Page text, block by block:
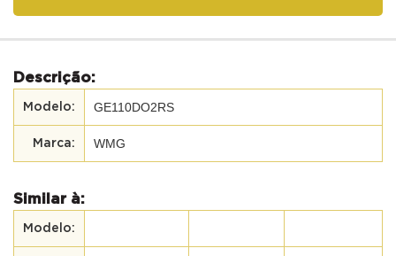
Descrição:
GE110DO2RS
WMG
Similar à: